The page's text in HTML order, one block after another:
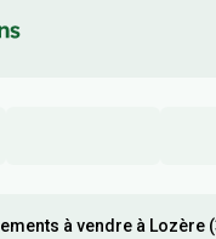
à vendre à Lozère